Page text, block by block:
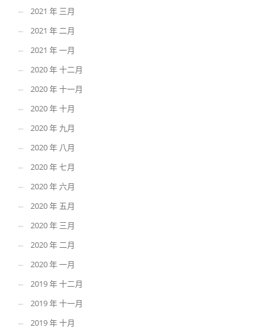
2021 年 三月
2021 年 二月
2021 年 一月
2020 年 十二月
2020 年 十一月
2020 年 十月
2020 年 九月
2020 年 八月
2020 年 七月
2020 年 六月
2020 年 五月
2020 年 三月
2020 年 二月
2020 年 一月
2019 年 十二月
2019 年 十一月
2019 年 十月